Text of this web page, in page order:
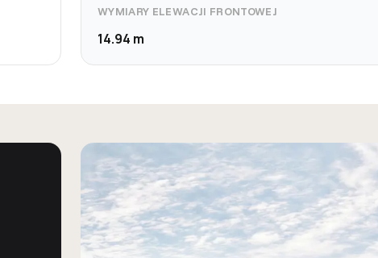
WYMIARY ELEWACJI FRONTOWEJ
14.94 m